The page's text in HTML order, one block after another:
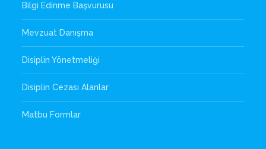
Bilgi Edinme Başvurusu
Mevzuat Danışma
Disiplin Yönetmeliği
Disiplin Cezası Alanlar
Matbu Formlar